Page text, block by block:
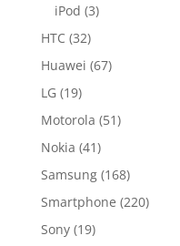
iPod (3)
HTC (32)
Huawei (67)
LG (19)
Motorola (51)
Nokia (41)
Samsung (168)
Smartphone (220)
Sony (19)